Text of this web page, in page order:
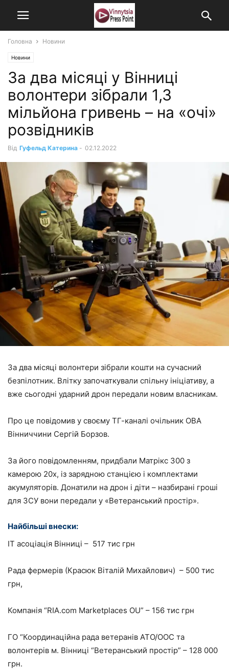
Головна Новини
Новини
За два місяці у Вінниці
волонтери зібрали 1,3
мільйона гривень – на «очі»
розвідників
Від Гуфельд Катерина - 02.12.2022
За два місяці волонтери зібрали кошти на сучасний
безпілотник. Влітку започаткували спільну ініціативу, а
вже сьогодні ударний дрон передали новим власникам.
Про це повідомив у своєму ТГ-каналі очільник ОВА
Вінниччини Сергій Борзов.
За його повідомленням, придбали Матрікс 300 з
камерою 20х, із зарядною станцією і комплектами
акумуляторів. Донатили на дрон і діти – назбирані гроші
для ЗСУ вони передали у «Ветеранський простір».
Найбільші внески:
ІТ асоціація Вінниці – 517 тис грн
Рада фермерів (Красюк Віталій Михайлович) – 500 тис
грн,
Компанія “RIA.com Marketplaces OU” – 156 тис грн
ГО “Координаційна рада ветеранів АТО/ООС та
волонтерів м. Вінниці “Ветеранський простір” – 128 000
грн.